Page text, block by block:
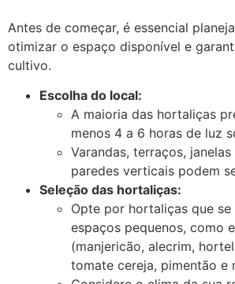
Antes de começar, é essencial
otimizar o espaço disponível e
cultivo.
Escolha do local:
A maioria das hortaliças
menos 4 a 6 horas de luz
Varandas, terraços,
paredes verticais podem
Seleção das hortaliças:
Opte por hortaliças que
espaços pequenos, como
(manjericão, alecrim,
tomate cereja, pimentão e